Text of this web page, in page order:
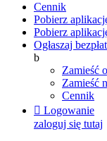
Cennik
Pobierz
Pobierz
Ogłaszaj
b
Zamieść
Zamieść
Cennik
 Logowanie
zaloguj się tutaj